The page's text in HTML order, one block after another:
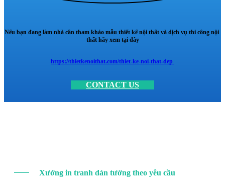
Nếu bạn đang làm nhà cần tham khảo mẫu thiết kế nội thất và dịch vụ thi công nội
thất hãy xem tại đây
https://thietkenoithat.com/thiet-ke-noi-that-dep
CONTACT US
Xưởng in tranh dán tường theo yêu cầu